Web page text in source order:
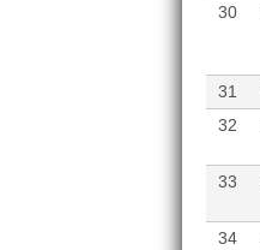
30
31
32
33
34